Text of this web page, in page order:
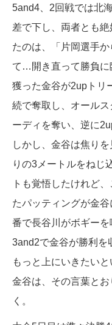
5and4、2回戦では北
差で下し、両者とも
たのは、「片岡選手
て…開き直って勝負に
獲った金谷が2upトリ
続で奪取し、オール
ーディを奪い、逆に
しかし、金谷は焦り
りの3メートルをねじ
トも覚悟したけれど
たパッティングが金
番で長谷川がボギーを
3and2で金谷が勝利を
もっと上にいきたい
金谷は、その言葉と
く。